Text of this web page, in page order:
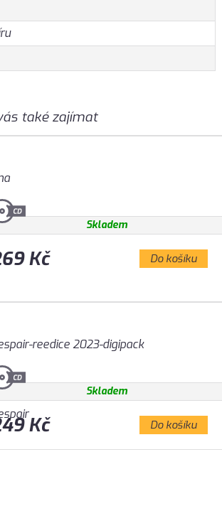
také zajímat
Skladem
Kč Do košíku
reedice 2023-digipack
Skladem
Kč Do košíku